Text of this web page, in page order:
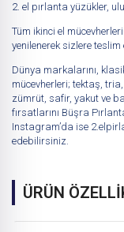
2. el pırlanta yüzükler,
Tüm ikinci el
yenilenerek sizlere teslim
Dünya markalarını,
mücevherleri; tektaş,
zümrüt, safir, yakut ve
fırsatlarını Büşra
Instagram’da ise
edebilirsiniz.
ÜRÜN